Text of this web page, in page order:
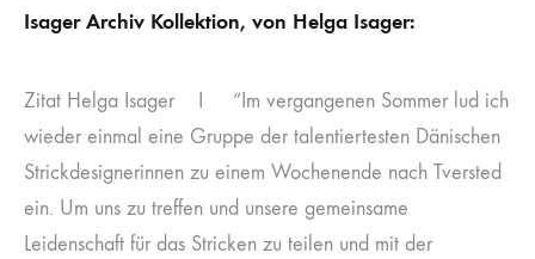
Isager Archiv Kollektion, von Helga Isager:
Zitat Helga Isager I “Im vergangenen Sommer lud ich
wieder einmal eine Gruppe der talentiertesten Dänischen
Strickdesignerinnen zu einem Wochenende nach Tversted
ein. Um uns zu treffen und unsere gemeinsame
Leidenschaft für das Stricken zu teilen und mit der